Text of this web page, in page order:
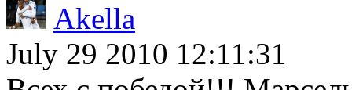
Akella
July 29 2010 12:11:31